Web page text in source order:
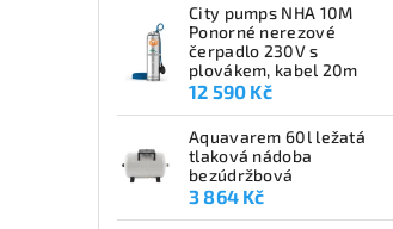
City pumps NHA 10M
Ponorné nerezové
čerpadlo 230V s
plovákem, kabel 20m
12 590 Kč
Aquavarem 60l ležatá
tlaková nádoba
bezúdržbová
3 864 Kč